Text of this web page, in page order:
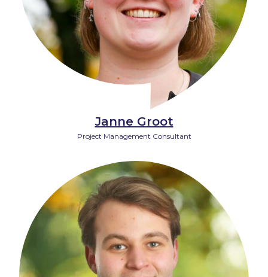
Janne Groot
Project Management Consultant